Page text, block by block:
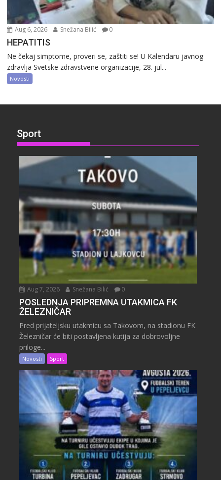
Aug 6, 2026 Snežana Bilić 0
HEPATITIS
Ne čekaj simptome, proveri se, zaštiti se! U Kalendaru javnog
zdravlja Svetske zdravstvene organizacije, 28. jul...
Novosti
Sport
Aug 7, 2026 Snežana Bilić 0
POSLEDNJA PRIPREMNA UTAKMICA FK
ŽELEZNIČAR
Pred prijateljsku utakmicu sa Takovom, na stadionu FK
Železničar će biti postavljena kutija za dobrovoljne
priloge...
Novosti Sport